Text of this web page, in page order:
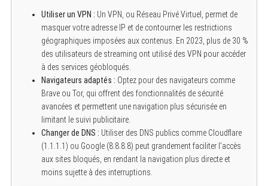
Utiliser un VPN : Un VPN, ou Réseau Privé Virtuel, permet de
masquer votre adresse IP et de contourner les restrictions
géographiques imposées aux contenus. En 2023, plus de 30 %
des utilisateurs de streaming ont utilisé des VPN pour accéder
à des services géobloqués.
Navigateurs adaptés : Optez pour des navigateurs comme
Brave ou Tor, qui offrent des fonctionnalités de sécurité
avancées et permettent une navigation plus sécurisée en
limitant le suivi publicitaire.
Changer de DNS : Utiliser des DNS publics comme Cloudflare
(1.1.1.1) ou Google (8.8.8.8) peut grandement faciliter l’accès
aux sites bloqués, en rendant la navigation plus directe et
moins sujette à des interruptions.
f
r
: